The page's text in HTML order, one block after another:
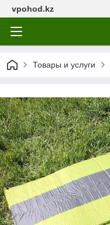
vpohod.kz
Товары и услуги